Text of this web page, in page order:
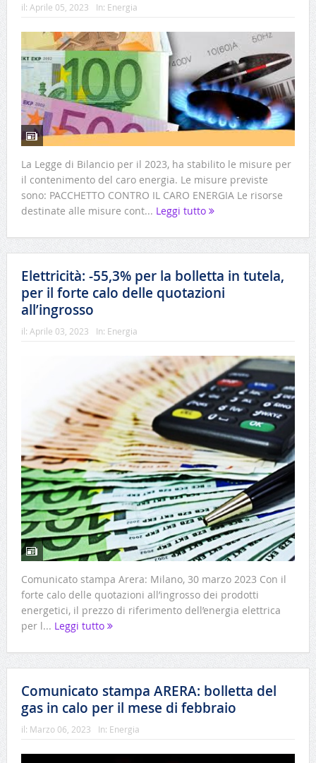
il: Aprile 05, 2023 In: Energia
La Legge di Bilancio per il 2023, ha stabilito le misure per
il contenimento del caro energia. Le misure previste
sono: PACCHETTO CONTRO IL CARO ENERGIA Le risorse
destinate alle misure cont... Leggi tutto
Elettricità: -55,3% per la bolletta in tutela,
per il forte calo delle quotazioni
all’ingrosso
il: Aprile 03, 2023 In: Energia
Comunicato stampa Arera: Milano, 30 marzo 2023 Con il
forte calo delle quotazioni all’ingrosso dei prodotti
energetici, il prezzo di riferimento dell’energia elettrica
per l... Leggi tutto
Comunicato stampa ARERA: bolletta del
gas in calo per il mese di febbraio
il: Marzo 06, 2023 In: Energia